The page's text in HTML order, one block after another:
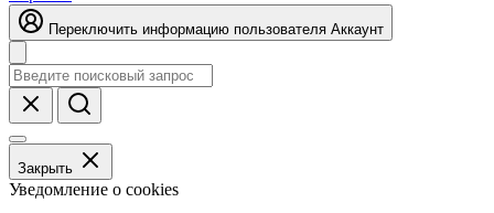
Переключить информацию пользователя Аккаунт
Закрыть
Уведомление о cookies